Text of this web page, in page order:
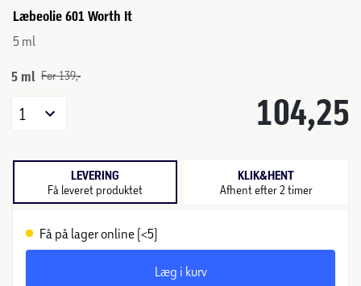
Læbeolie 601 Worth It
5 ml
5 ml Før 139,-
104,25
1
LEVERING
Få leveret produktet
KLIK&HENT
Afhent efter 2 timer
Få på lager online (<5)
Læg i kurv